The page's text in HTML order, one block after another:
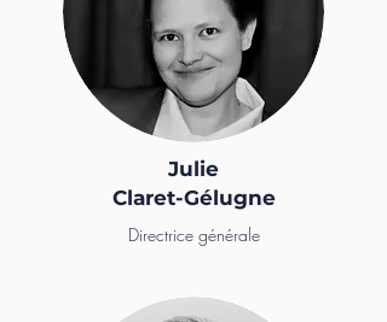
Julie
Claret-Gélugne
Directrice générale